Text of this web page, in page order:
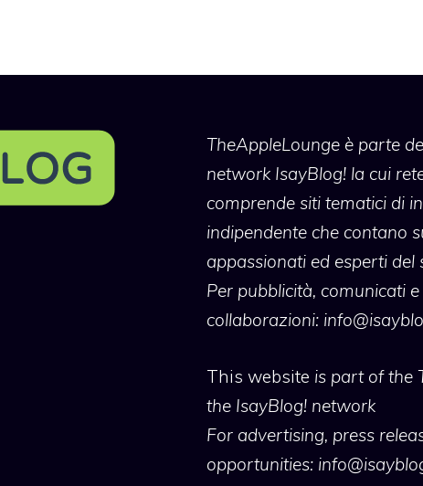
TheAppleLoungeè parte
network IsayBlog! la cui
comprende siti tematici di
indipendente che contano
appassionati ed esperti del
Per pubblicità, comunicati e
collaborazioni:
This website is part of the
the IsayBlog! network
For advertising, press
opportunities: